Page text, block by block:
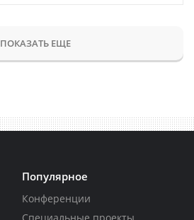
ПОКАЗАТЬ ЕЩЕ
Популярное
Конференции